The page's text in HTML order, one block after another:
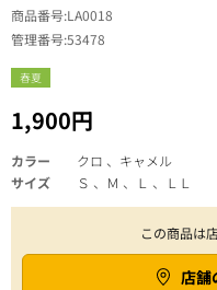
春夏
1,900円
商品番号 LA0018
管理番号53478
カラー
クロ 、キャメル
サイズ
Ｓ 、Ｍ 、Ｌ 、ＬＬ
この商品は
店舗